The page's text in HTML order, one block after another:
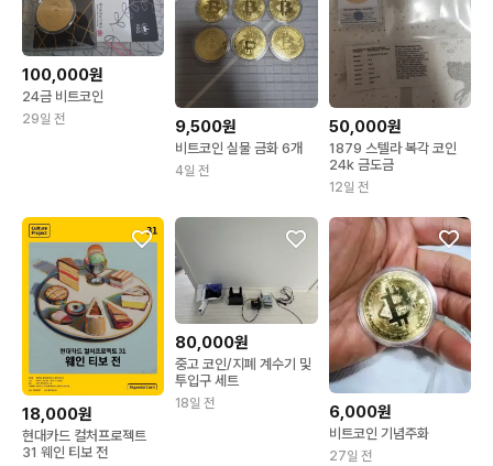
100,000원
24금 비트코인
29일 전 9,500원
비트코인 실물 금화 6개
4일 전
50,000원
1879 스텔라 복각 코인
24k 금도금
12일 전
18,000원
현대카드 컬처프로젝트
31 웨인 티보 전
80,000원
중고 코인/지폐 계수기 및
투입구 세트
18일 전 6,000원
비트코인 기념주화
27일 전